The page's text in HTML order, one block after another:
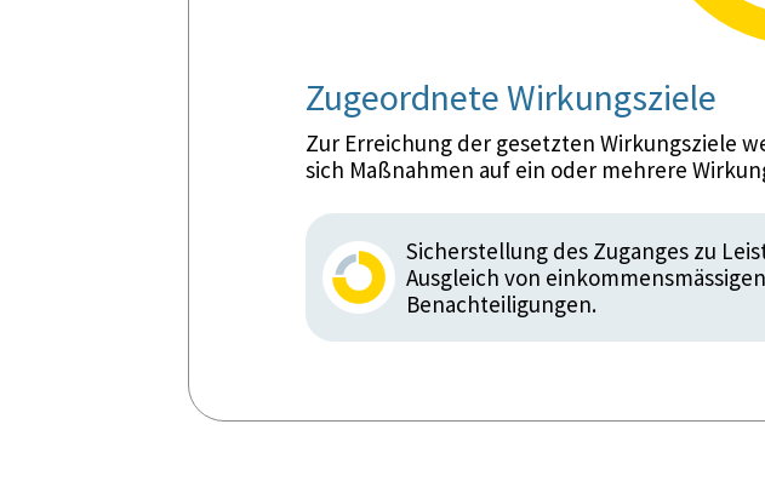
Zugeordnete Wirkungsziele
Zur Erreichung der gesetzten Wirkungsziele
sich Maßnahmen auf ein oder mehrere
Sicherstellung des Zuganges zu
Ausgleich von
Benachteiligungen.